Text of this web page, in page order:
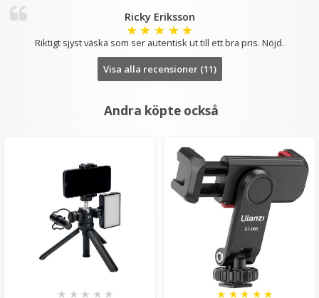
Ricky Eriksson
★ ★ ★ ★ ★
Riktigt sjyst väska som ser autentisk ut till ett bra pris. Nöjd.
Visa alla recensioner (11)
Andra köpte också
★ ★ ★ ★ ★ ★ ★ ★ ★ ★